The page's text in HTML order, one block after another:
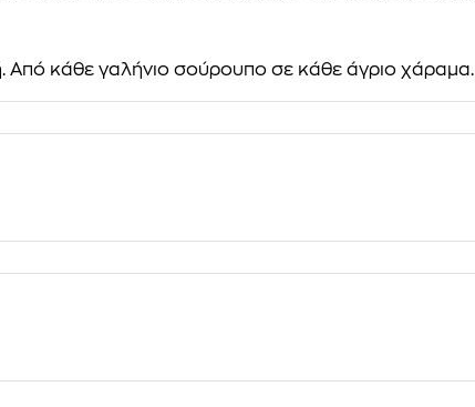
Από κάθε γαλήνιο σούρουπο σε κάθε άγριο χάραμα.